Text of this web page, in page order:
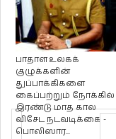
பாதாள உலகக்
குழுக்களின்
துப்பாக்கிகளை
கைப்பற்றும் நோக்கில்
இரண்டு மாத கால
விசேட நடவடிக்கை -
பொலிஸார...